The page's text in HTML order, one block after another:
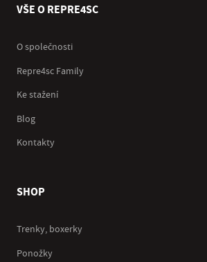
VŠE O REPRE4SC
O společnosti
Repre4sc Family
Ke stažení
Blog
Kontakty
SHOP
Trenky, boxerky
Ponožky